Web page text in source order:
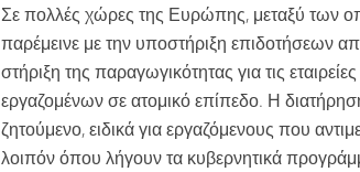
Σε πολλές χώρες της Ευρώπης, μεταξύ των
παρέμεινε με την υποστήριξη επιδοτήσεων
στήριξη της παραγωγικότητας για τις
εργαζομένων σε ατομικό επίπεδο. Η
ζητούμενο, ειδικά για εργαζόμενους που
λοιπόν όπου λήγουν τα κυβερνητικά